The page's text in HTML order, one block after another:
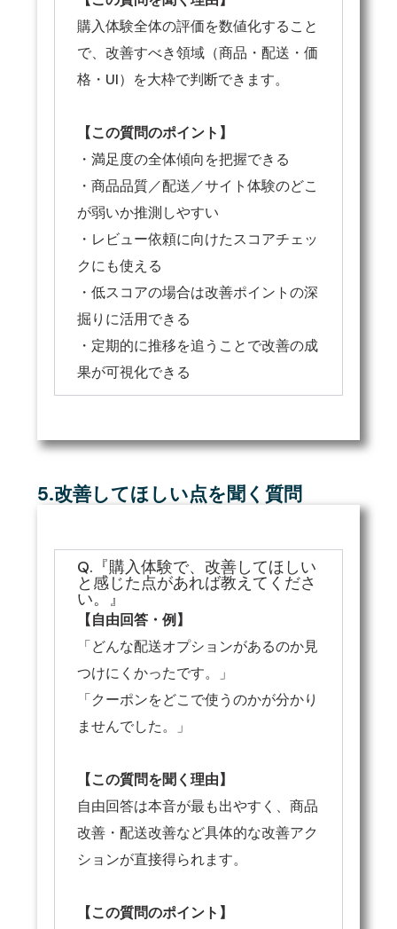
購入体験全体の評価を数値化すること
で、改善すべき領域（商品・配送・価
格・UI）を大枠で判断できます。
【この質問のポイント】
・満足度の全体傾向を把握できる
・商品品質／配送／サイト体験のどこ
が弱いか推測しやすい
・レビュー依頼に向けたスコアチェッ
クにも使える
・低スコアの場合は改善ポイントの深
掘りに活用できる
・定期的に推移を追うことで改善の成
果が可視化できる
5.改善してほしい点を聞く質問
Q.『購入体験で、改善してほしい
と感じた点があれば教えてくださ
い。』
【自由回答・例】
「どんな配送オプションがあるのか見
つけにくかったです。」
「クーポンをどこで使うのかが分かり
ませんでした。」
【この質問を聞く理由】
自由回答は本音が最も出やすく、商品
改善・配送改善など具体的な改善アク
ションが直接得られます。
【この質問のポイント】